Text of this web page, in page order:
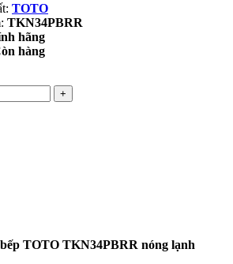
TOTO
TKN34PBRR
hãng
hàng
TOTO TKN34PBRR ​ nóng lạnh